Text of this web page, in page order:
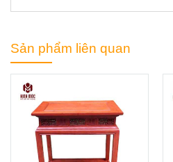
Sản phẩm liên quan